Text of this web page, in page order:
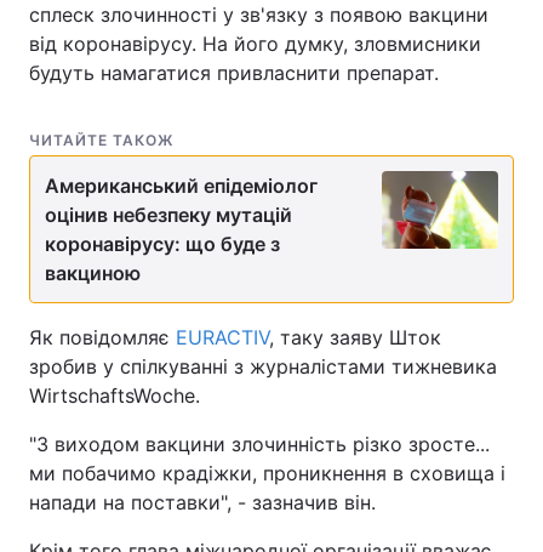
сплеск злочинності у зв'язку з появою вакцини
від коронавірусу. На його думку, зловмисники
будуть намагатися привласнити препарат.
ЧИТАЙТЕ ТАКОЖ
Американський епідеміолог
оцінив небезпеку мутацій
коронавірусу: що буде з
вакциною
Як повідомляє EURACTIV, таку заяву Шток
зробив у спілкуванні з журналістами тижневика
WirtschaftsWoche.
"З виходом вакцини злочинність різко зросте...
ми побачимо крадіжки, проникнення в сховища і
напади на поставки", - зазначив він.